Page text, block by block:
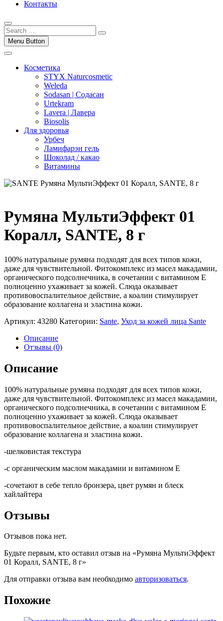
Контакты
Menu Button
Косметика
STYX Naturcosmetic
Weleda
Sodasan | Содасан
Urtekram
Lavera | Лавера
Biosolis
Для здоровья
Урбеч
Ламифарэн гель
Шоколад / какао
Витамины
Румяна МультиЭффект 01
Коралл, SANTE, 8 г
100% натуральные румяна подходят для всех типов кожи,
даже для чувствительной. Фитокомплекс из масел макадамии,
органического подсолнечника, в сочетании с витамином Е
полноценно ухаживает за кожей. Слюда оказывает
противовоспалительное действие, а коалин стимулирует
образование коллагена и эластина кожи.
Артикул: 43280 Категории: Sante, Уход за кожей лица Sante
Описание
Отзывы (0)
Описание
100% натуральные румяна подходят для всех типов кожи,
даже для чувствительной. Фитокомплекс из масел макадамии,
органического подсолнечника, в сочетании с витамином Е
полноценно ухаживает за кожей. Слюда оказывает
противовоспалительное действие, а коалин стимулирует
образование коллагена и эластина кожи.
-шелковистая текстура
-с органическим маслом макадамии и витамином Е
-сочетают в себе тепло бронзера, цвет румян и блеск
хайлайтера
Отзывы
Отзывов пока нет.
Будьте первым, кто оставил отзыв на «Румяна МультиЭффект
01 Коралл, SANTE, 8 г»
Для отправки отзыва вам необходимо авторизоваться.
Похожие